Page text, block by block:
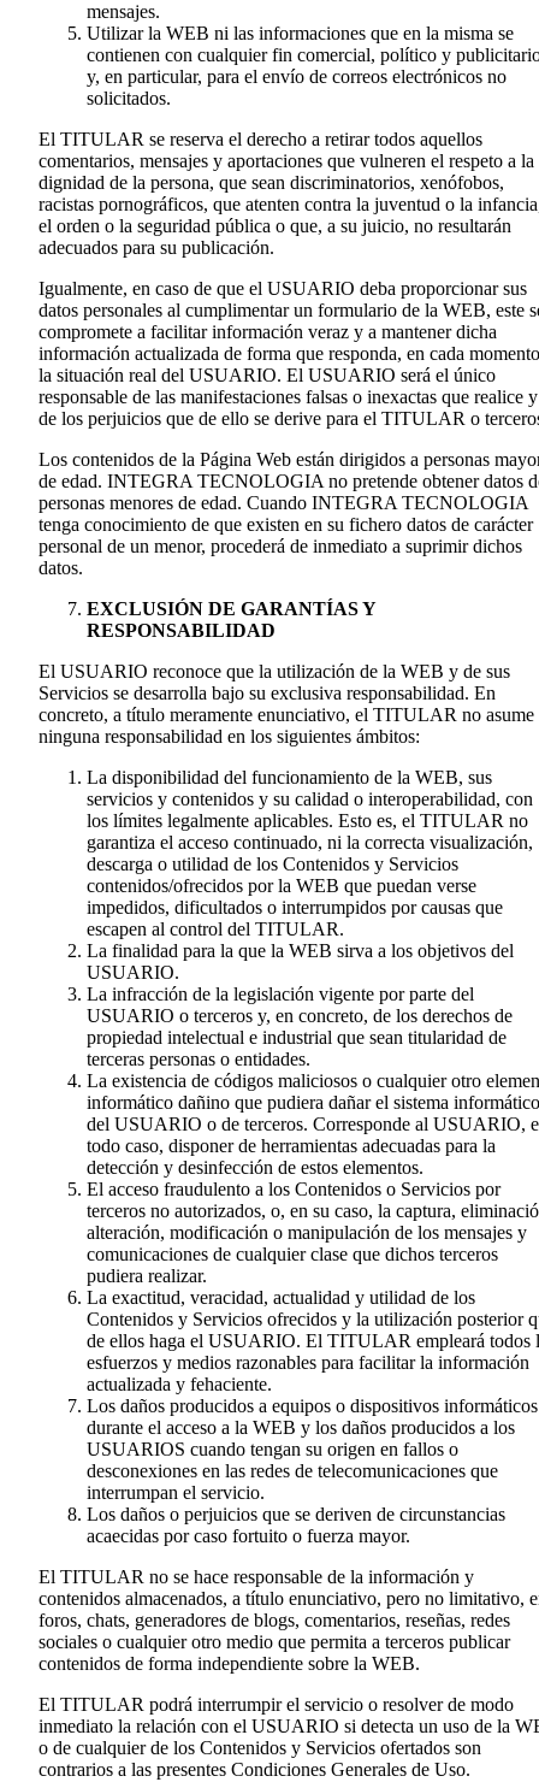
mensajes.
Utilizar la WEB ni las informaciones que en la misma se
contienen con cualquier fin comercial, político y
y, en particular, para el envío de correos electrónicos no
solicitados.
El TITULAR se reserva el derecho a retirar todos aquellos
comentarios, mensajes y aportaciones que vulneren el respeto a la
dignidad de la persona, que sean discriminatorios, xenófobos,
racistas pornográficos, que atenten contra la juventud o la
el orden o la seguridad pública o que, a su juicio, no resultarán
adecuados para su publicación.
Igualmente, en caso de que el USUARIO deba proporcionar sus
datos personales al cumplimentar un formulario de la WEB, este
compromete a facilitar información veraz y a mantener dicha
información actualizada de forma que responda, en cada
la situación real del USUARIO. El USUARIO será el único
responsable de las manifestaciones falsas o inexactas que realice y
de los perjuicios que de ello se derive para el TITULAR o
Los contenidos de la Página Web están dirigidos a personas
de edad. INTEGRA TECNOLOGIA no pretende obtener datos
personas menores de edad. Cuando INTEGRA TECNOLOGIA
tenga conocimiento de que existen en su fichero datos de carácter
personal de un menor, procederá de inmediato a suprimir dichos
datos.
EXCLUSIÓN DE GARANTÍAS Y
RESPONSABILIDAD
El USUARIO reconoce que la utilización de la WEB y de sus
Servicios se desarrolla bajo su exclusiva responsabilidad. En
concreto, a título meramente enunciativo, el TITULAR no asume
ninguna responsabilidad en los siguientes ámbitos:
La disponibilidad del funcionamiento de la WEB, sus
servicios y contenidos y su calidad o interoperabilidad, con
los límites legalmente aplicables. Esto es, el TITULAR no
garantiza el acceso continuado, ni la correcta visualización,
descarga o utilidad de los Contenidos y Servicios
contenidos/ofrecidos por la WEB que puedan verse
impedidos, dificultados o interrumpidos por causas que
escapen al control del TITULAR.
La finalidad para la que la WEB sirva a los objetivos del
USUARIO.
La infracción de la legislación vigente por parte del
USUARIO o terceros y, en concreto, de los derechos de
propiedad intelectual e industrial que sean titularidad de
terceras personas o entidades.
La existencia de códigos maliciosos o cualquier otro
informático dañino que pudiera dañar el sistema informático
del USUARIO o de terceros. Corresponde al USUARIO,
todo caso, disponer de herramientas adecuadas para la
detección y desinfección de estos elementos.
El acceso fraudulento a los Contenidos o Servicios por
terceros no autorizados, o, en su caso, la captura,
alteración, modificación o manipulación de los mensajes y
comunicaciones de cualquier clase que dichos terceros
pudiera realizar.
La exactitud, veracidad, actualidad y utilidad de los
Contenidos y Servicios ofrecidos y la utilización posterior
de ellos haga el USUARIO. El TITULAR empleará todos
esfuerzos y medios razonables para facilitar la información
actualizada y fehaciente.
Los daños producidos a equipos o dispositivos informáticos
durante el acceso a la WEB y los daños producidos a los
USUARIOS cuando tengan su origen en fallos o
desconexiones en las redes de telecomunicaciones que
interrumpan el servicio.
Los daños o perjuicios que se deriven de circunstancias
acaecidas por caso fortuito o fuerza mayor.
El TITULAR no se hace responsable de la información y
contenidos almacenados, a título enunciativo, pero no limitativo,
foros, chats, generadores de blogs, comentarios, reseñas, redes
sociales o cualquier otro medio que permita a terceros publicar
contenidos de forma independiente sobre la WEB.
El TITULAR podrá interrumpir el servicio o resolver de modo
inmediato la relación con el USUARIO si detecta un uso de la
o de cualquier de los Contenidos y Servicios ofertados son
contrarios a las presentes Condiciones Generales de Uso.